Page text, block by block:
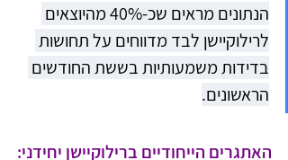
הנתונים מראים שכ-40% מהיוצאים
לרילוקיישן לבד מדווחים על תחושות
בדידות משמעותיות בששת החודשים
הראשונים.
האתגרים הייחודיים ברילוקיישן יחידני: